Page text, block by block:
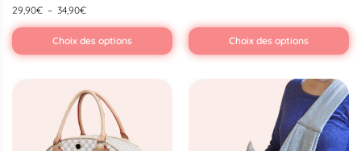
29,90€ – 34,90€
Choix des options Choix des options